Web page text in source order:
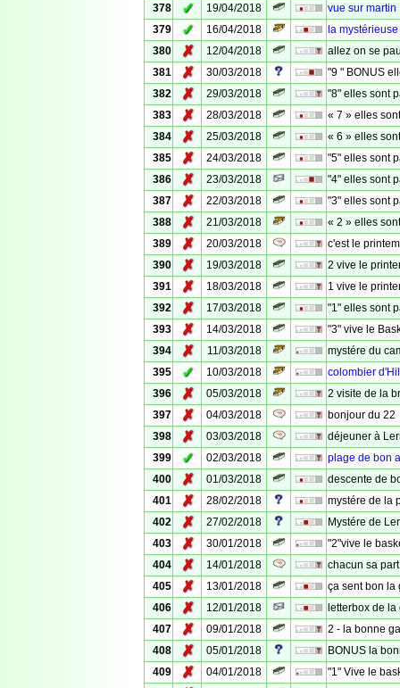
378
✓ 19/04/2018
vue sur martin
379
✓ 16/04/2018
la mystérieuse
380
✗ 12/04/2018
allez on se
381
✗ 30/03/2018
"9 " BONUS
382
✗ 29/03/2018
"8" elles sont
383
✗ 28/03/2018
« 7 » elles
384
✗ 25/03/2018
« 6 » elles
385
✗ 24/03/2018
"5" elles sont
386
✗ 23/03/2018
"4" elles sont
387
✗ 22/03/2018
"3" elles sont
388
✗ 21/03/2018
« 2 » elles
389
✗ 20/03/2018
c'est le
390
✗ 19/03/2018
2 vive le
391
✗ 18/03/2018
1 vive le
392
✗ 17/03/2018
"1" elles sont
393
✗ 14/03/2018
"3" vive le
394
✗ 11/03/2018
mystére du
395
✓ 10/03/2018
colombier
396
✗ 05/03/2018
2 visite de la
397
✗ 04/03/2018
bonjour du 22
398
✗ 03/03/2018
déjeuner à
399
✓ 02/03/2018
plage de bon
400
✗ 01/03/2018
descente de
401
✗ 28/02/2018
mystére de la
402
✗ 27/02/2018
Mystére de
403
✗ 30/01/2018
"2"vive le
404
✗ 14/01/2018
chacun sa part
405
✗ 13/01/2018
ça sent bon la
406
✗ 12/01/2018
letterbox de la
407
✗ 09/01/2018
2 - la bonne
408
✗ 05/01/2018
BONUS la
409
✗ 04/01/2018
"1" Vive le